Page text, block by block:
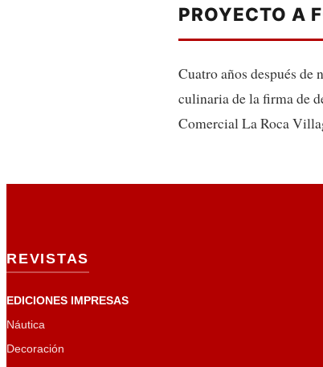
PROYECTO A
Cuatro años después
culinaria de la firma de
Comercial La Roca
REVISTAS
EDICIONES IMPRESAS
Náutica
Decoración